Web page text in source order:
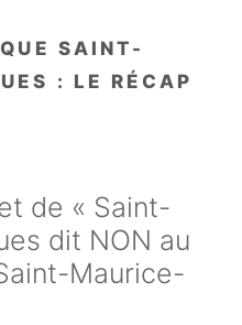
SAINT-
: LE RÉCAP
de « Saint-
dit NON au
Maurice-